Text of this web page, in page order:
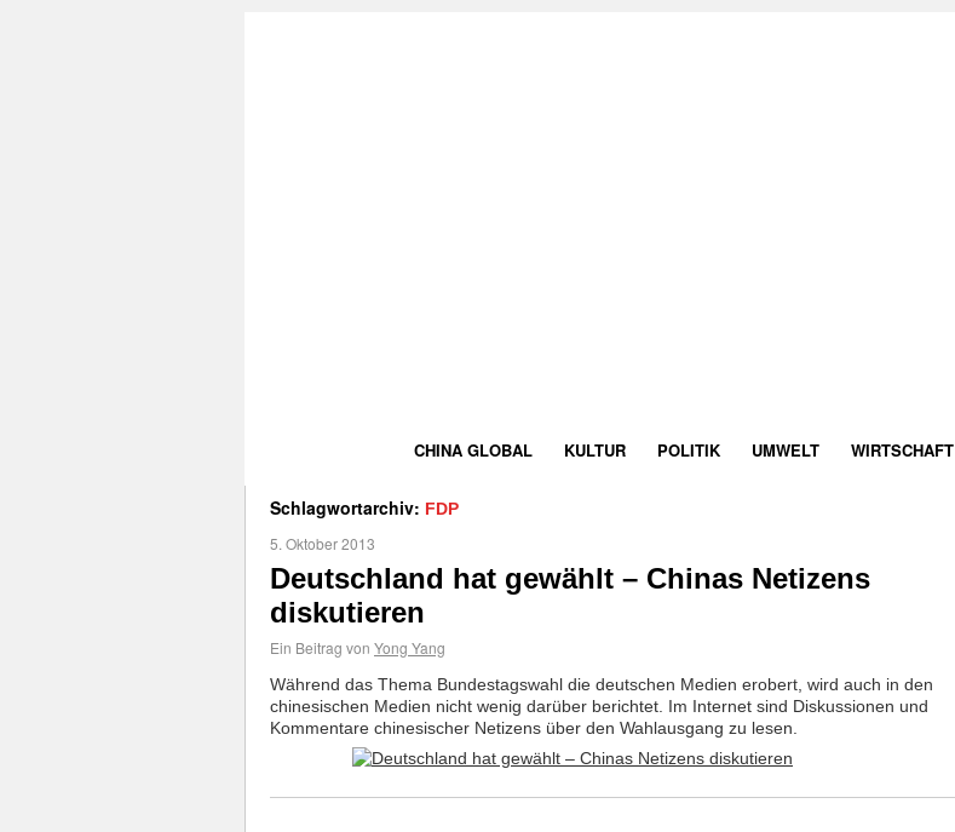
CHINA GLOBAL KULTUR POLITIK UMWELT WIRTSCHAFT
Schlagwortarchiv: FDP
5. Oktober 2013
Deutschland hat gewählt – Chinas Netizens
diskutieren
Ein Beitrag von Yong Yang
Während das Thema Bundestagswahl die deutschen Medien erobert, wird auch in den
chinesischen Medien nicht wenig darüber berichtet. Im Internet sind Diskussionen und
Kommentare chinesischer Netizens über den Wahlausgang zu lesen.